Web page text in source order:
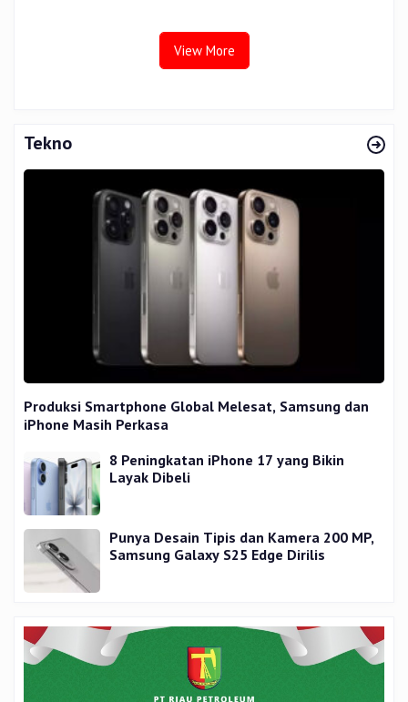
View More
Tekno
Produksi Smartphone Global Melesat, Samsung dan
iPhone Masih Perkasa
8 Peningkatan iPhone 17 yang Bikin
Layak Dibeli
Punya Desain Tipis dan Kamera 200 MP,
Samsung Galaxy S25 Edge Dirilis